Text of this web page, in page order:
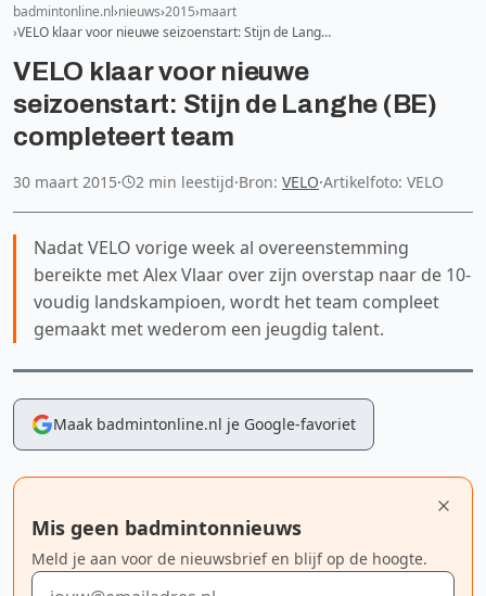
badmintonline.nl nieuws 2015 maart
VELO klaar voor nieuwe seizoenstart: Stijn de Lang…
VELO klaar voor nieuwe
seizoenstart: Stijn de Langhe (BE)
completeert team
30 maart 2015· 2 min leestijd·Bron: VELO·Artikelfoto: VELO
Nadat VELO vorige week al overeenstemming
bereikte met Alex Vlaar over zijn overstap naar de 10-
voudig landskampioen, wordt het team compleet
gemaakt met wederom een jeugdig talent.
Maak badmintonline.nl je Google-favoriet
Mis geen badmintonnieuws
Meld je aan voor de nieuwsbrief en blijf op de hoogte.
E-mailadres